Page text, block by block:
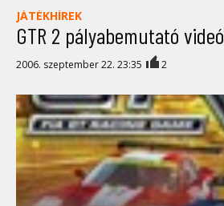
JÁTÉKHÍREK
GTR 2 pályabemutató videó
2006. szeptember 22. 23:35 2